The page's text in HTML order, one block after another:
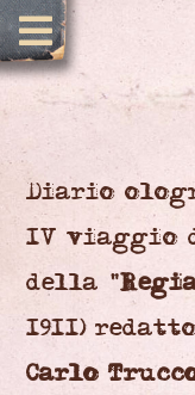
Diario
IV viaggio
della "
1911)
Carlo